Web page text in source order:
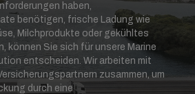
haben,
benötigen, frische Ladung wie
Milchprodukte oder gekühltes
können Sie sich für unsere Marine
entscheiden. Wir arbeiten mit
zusammen, um
durch eine